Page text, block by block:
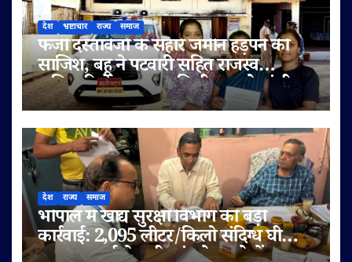
देश भ्रष्टाचार राज्य समाज
फर्जी दस्तावेजों के सहारे जमीन हड़पने की
साजिश, बहू ने पटवारी सहित राजस्व
अधिकारियों पर लगाए मिलीभगत के गंभीर
आरोप
देश राज्य समाज
भोपाल में खाद्य सुरक्षा विभाग की बड़ी
कार्रवाई: 2,095 लीटर/किलो संदिग्ध घी